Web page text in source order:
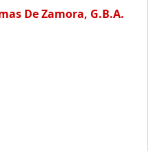
De Zamora, G.B.A.